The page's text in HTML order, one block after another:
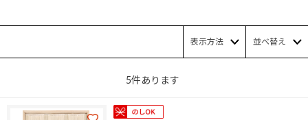
表示方法 並べ替え
5件あります